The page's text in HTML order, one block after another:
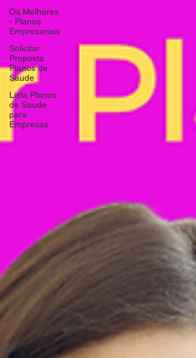
Os Melhores
- Planos
Empresariais
Solicitar
Proposta
Planos de
Saude
Lista Planos
de Saude
para
Empresas